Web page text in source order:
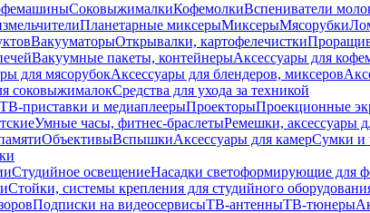
СоковыжималкиКофемолкиВспениватели
Планетарные миксерыМиксерыМясорубки
ВакууматорыОткрывалки, картофелечистки
Вакуумные пакеты, контейнерыАксессуары для
для мясорубокАксессуары для блендеров, миксеров
соковыжималокСредства для ухода за техникой
ТВ-приставки и медиаплеерыПроекторыПроекционные
Умные часы, фитнес-браслетыРемешки, аксессуары
ОбъективыВспышкиАксессуары для камерСумки и
Студийное освещениеНасадки светоформирующие для
Стойки, системы крепления для студийного
Подписки на видеосервисыТВ-антенныТВ-тюнеры